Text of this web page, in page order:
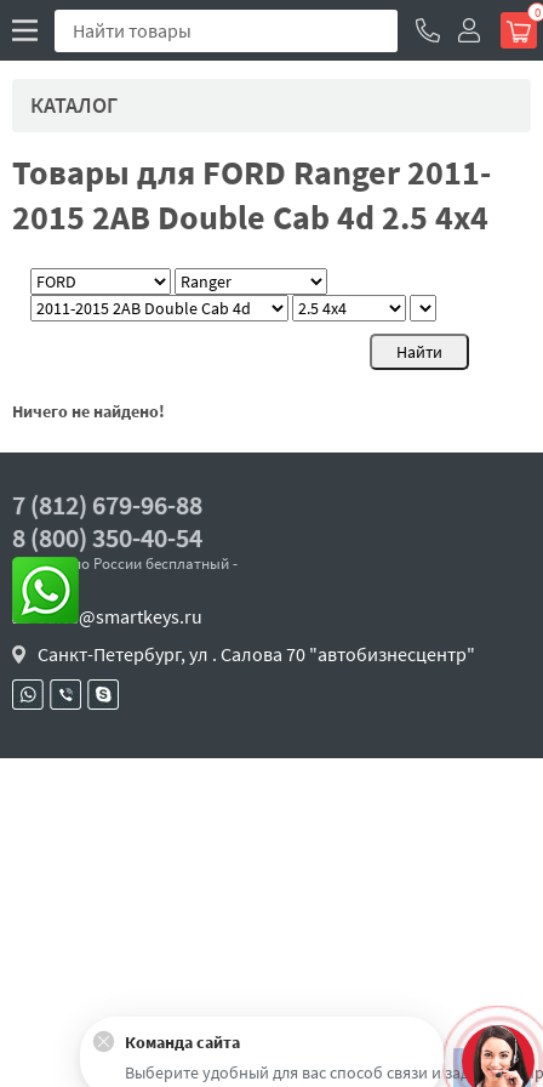
0
КАТАЛОГ
Товары для FORD Ranger 2011-
2015 2AB Double Cab 4d 2.5 4x4
Ничего не найдено!
7 (812) 679-96-88
8 (800) 350-40-54
- звонок по России бесплатный -
sales@smartkeys.ru
Санкт-Петербург, ул . Салова 70 "автобизнесцентр"
Наверх
Команда сайта
Выберите удобный для вас способ связи и задайте